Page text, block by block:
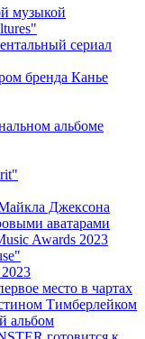
музыкой
сериал
бренда Канье
альбоме
Джексона
аватарами
Awards 2023
место в чартах
Тимберлейком
альбом